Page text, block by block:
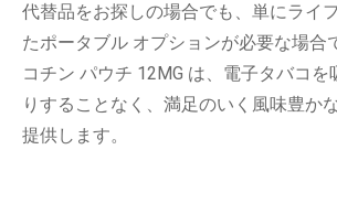
代替品をお探しの場合でも、単にライ
たポータブル オプションが必要な場合
コチン パウチ 12MG は、電子タバコを
りすることなく、満足のいく風味豊か
提供します。